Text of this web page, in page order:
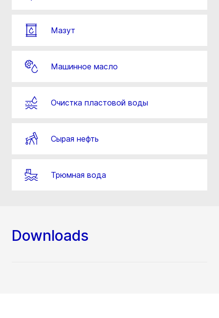
Мазут
Машинное масло
Очистка пластовой воды
Сырая нефть
Трюмная вода
Downloads